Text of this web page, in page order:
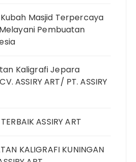
Masjid Terpercaya
Melayani Pembuatan
Kaligrafi Jepara
ASSIRY ART/ PT. ASSIRY
ASSIRY ART
KALIGRAFI KUNINGAN